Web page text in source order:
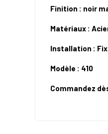
Finition : noir
Matériaux :
Installation :
Modèle : 410
Commandez